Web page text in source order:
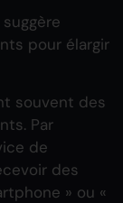
pour élargir
souvent des
Par
de
des
» ou «